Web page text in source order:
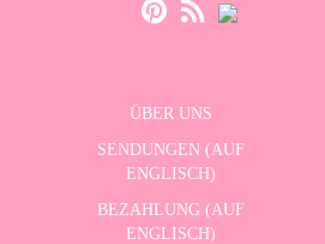
ÜBER UNS
SENDUNGEN (AUF
ENGLISCH)
BEZAHLUNG (AUF
ENGLISCH)